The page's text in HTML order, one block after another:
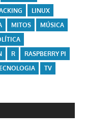
LINUX
MITOS
MÚSICA
R
RASPBERRY PI
TV